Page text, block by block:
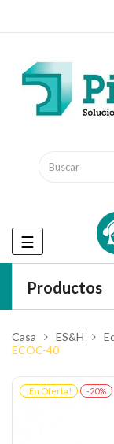
Productos
Navegación
de
☰
Casa ES&H
ECOC-40
¡En Oferta! -20%